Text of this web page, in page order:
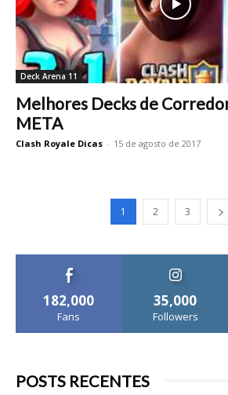
Deck Arena 11
Melhores Decks de
META
Clash Royale Dicas - 15 de agosto de 2017
1 2 3
182,000
Fans
35,000
Followers
POSTS RECENTES